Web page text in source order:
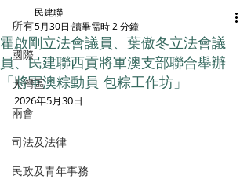
所有
國際
大灣區
兩會
司法及法律
民政及青年事務
霍啟剛立法會議員、葉傲冬立法會議
員、民建聯西貢將軍澳支部聯合舉辦
「將軍澳粽動員 包粽工作坊」
民建聯
5月30日 讀畢需時 2 分鐘
2026年5月30日